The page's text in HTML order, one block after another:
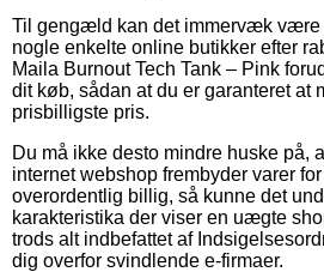
Til gengæld kan det immervæk være
nogle enkelte online butikker efter
Maila Burnout Tech Tank – Pink
dit køb, sådan at du er garanteret at
prisbilligste pris.
Du må ikke desto mindre huske på,
internet webshop frembyder varer
overordentlig billig, så kunne det
karakteristika der viser en uægte
trods alt indbefattet af
dig overfor svindlende e-firmaer.